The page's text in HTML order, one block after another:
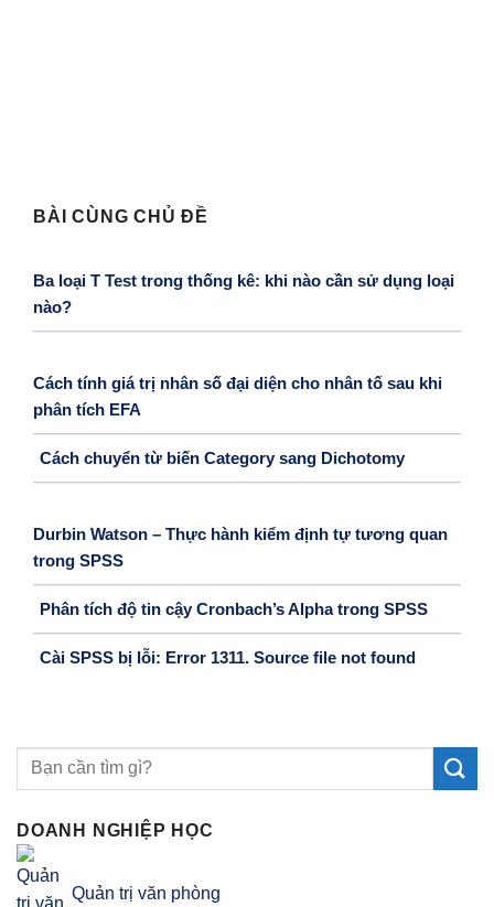
BÀI CÙNG CHỦ ĐỀ
Ba loại T Test trong thống kê: khi nào cần sử dụng loại
nào?
Cách tính giá trị nhân số đại diện cho nhân tố sau khi
phân tích EFA
Cách chuyển từ biến Category sang Dichotomy
Durbin Watson – Thực hành kiểm định tự tương quan
trong SPSS
Phân tích độ tin cậy Cronbach’s Alpha trong SPSS
Cài SPSS bị lỗi: Error 1311. Source file not found
DOANH NGHIỆP HỌC
Quản trị văn phòng